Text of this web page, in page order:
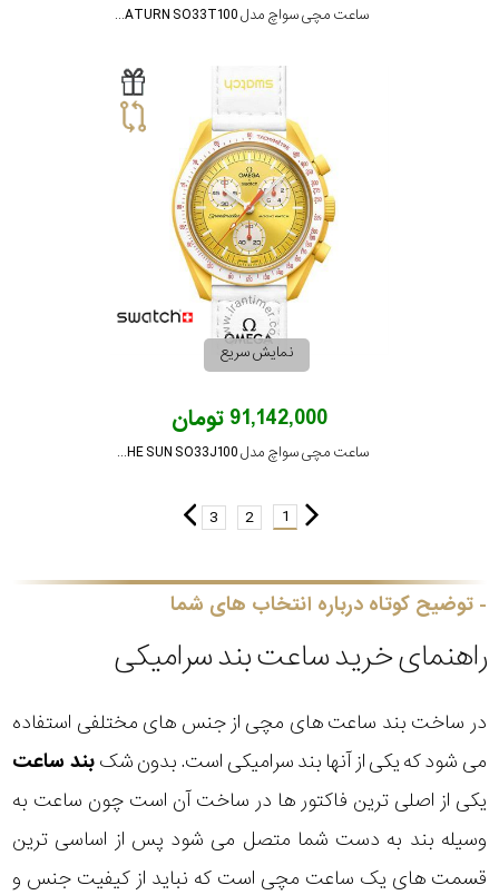
ساعت مچی سواچ مدل MISSION TO SATURN SO33T100
نمایش سریع
91,142,000 تومان
ساعت مچی سواچ مدل MISSION TO THE SUN SO33J100
1
2
3
توضیح کوتاه درباره انتخاب های شما
راهنمای خرید ساعت بند سرامیکی
در ساخت بند ساعت های مچی از جنس های مختلفی استفاده
می شود که یکی از آنها بند سرامیکی است. بدون شکبند ساعت
یکی از اصلی ترین فاکتور ها در ساخت آن است چون ساعت به
وسیله بند به دست شما متصل می شود پس از اساسی ترین
قسمت های یک ساعت مچی است که نباید از کیفیت جنس و